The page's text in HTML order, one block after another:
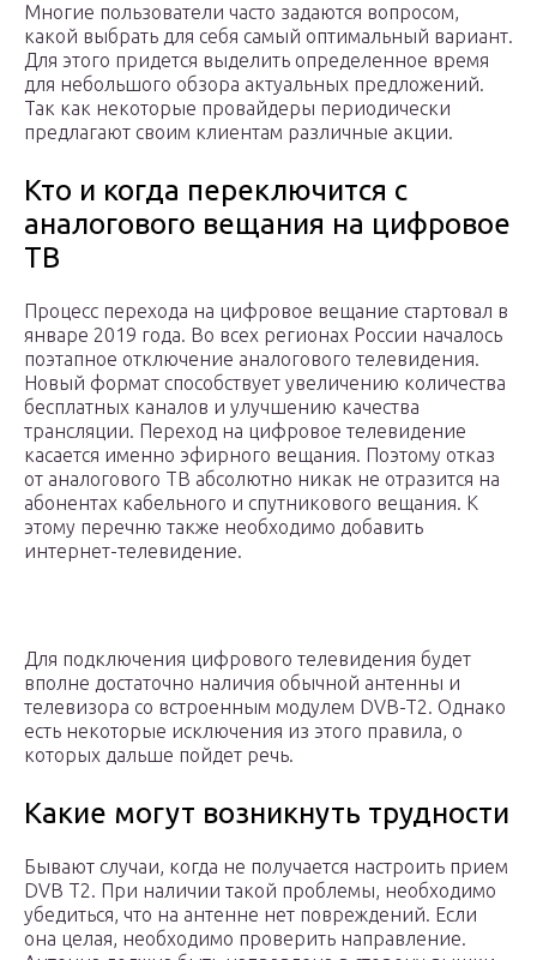
Многие пользователи часто задаются вопросом,
какой выбрать для себя самый оптимальный вариант.
Для этого придется выделить определенное время
для небольшого обзора актуальных предложений.
Так как некоторые провайдеры периодически
предлагают своим клиентам различные акции.
Кто и когда переключится с
аналогового вещания на цифровое
ТВ
Процесс перехода на цифровое вещание стартовал в
январе 2019 года. Во всех регионах России началось
поэтапное отключение аналогового телевидения.
Новый формат способствует увеличению количества
бесплатных каналов и улучшению качества
трансляции. Переход на цифровое телевидение
касается именно эфирного вещания. Поэтому отказ
от аналогового ТВ абсолютно никак не отразится на
абонентах кабельного и спутникового вещания. К
этому перечню также необходимо добавить
интернет-телевидение.
Для подключения цифрового телевидения будет
вполне достаточно наличия обычной антенны и
телевизора со встроенным модулем DVB-T2. Однако
есть некоторые исключения из этого правила, о
которых дальше пойдет речь.
Какие могут возникнуть трудности
Бывают случаи, когда не получается настроить прием
DVB T2. При наличии такой проблемы, необходимо
убедиться, что на антенне нет повреждений. Если
она целая, необходимо проверить направление.